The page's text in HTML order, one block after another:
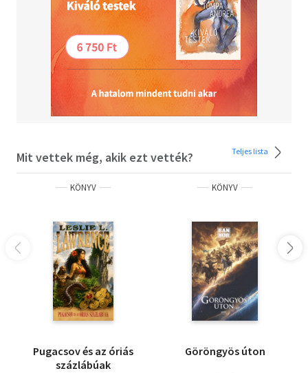
Mit vettek még, akik ezt vették? Teljes lista
KÖNYV
Pugacsov és az óriás
százlábúak
KÖNYV
Göröngyös úton